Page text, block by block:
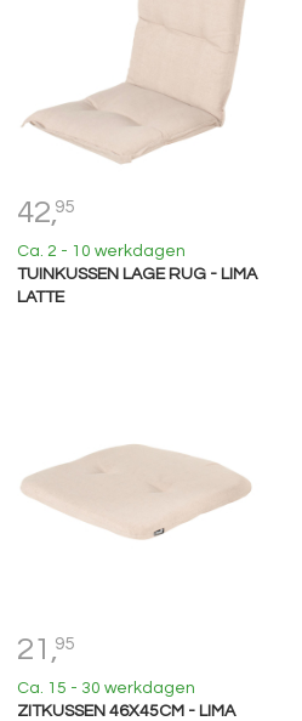
42,95
Ca. 2 - 10 werkdagen
TUINKUSSEN LAGE RUG - LIMA
LATTE
21,95
Ca. 15 - 30 werkdagen
ZITKUSSEN 46X45CM - LIMA